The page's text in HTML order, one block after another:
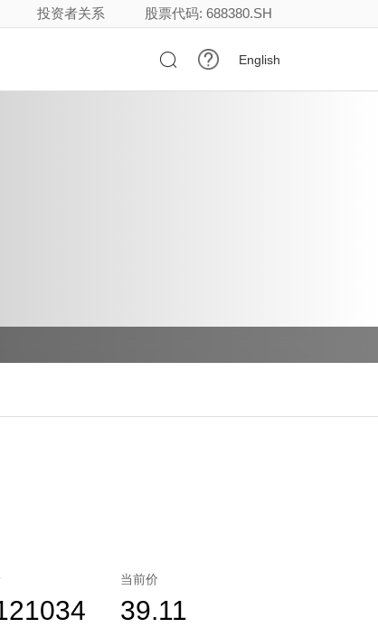
投资者关系 股票代码: 688380.SH
 English
当前价
39.11